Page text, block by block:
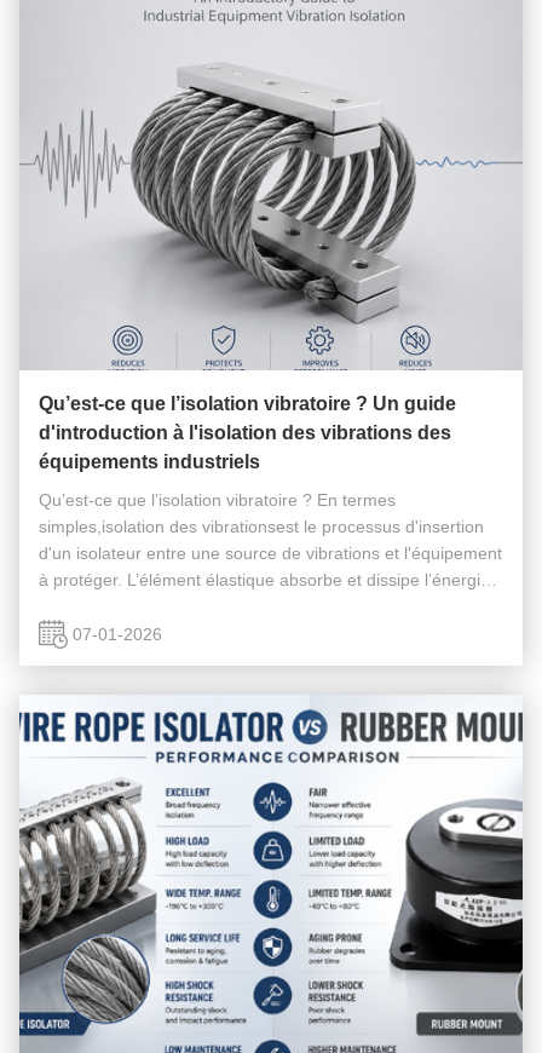
Qu’est-ce que l’isolation vibratoire ? Un guide
d'introduction à l'isolation des vibrations des
équipements industriels
Qu’est-ce que l’isolation vibratoire ? En termes
simples,isolation des vibrationsest le processus d'insertion
d'un isolateur entre une source de vibrations et l'équipement
à protéger. L’élément élastique absorbe et dissipe l’énergie
pas ...07-01-2026